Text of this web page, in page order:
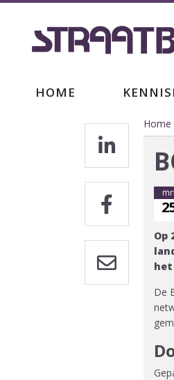
Overslaan
HOME
Home
Op
het
De